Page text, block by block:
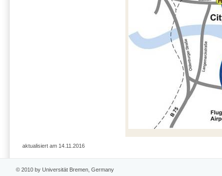
aktualisiert am 14.11.2016
© 2010 by Universität Bremen, Germany